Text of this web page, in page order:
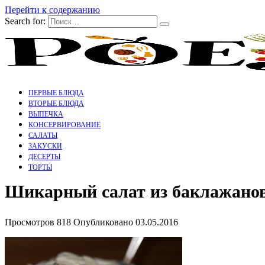
Перейти к содержанию
Search for:
ПЕРВЫЕ БЛЮДА
ВТОРЫЕ БЛЮДА
ВЫПЕЧКА
КОНСЕРВИРОВАНИЕ
САЛАТЫ
ЗАКУСКИ
ДЕСЕРТЫ
ТОРТЫ
Шикарный салат из
Просмотров 818 Опубликовано 03.05.2016